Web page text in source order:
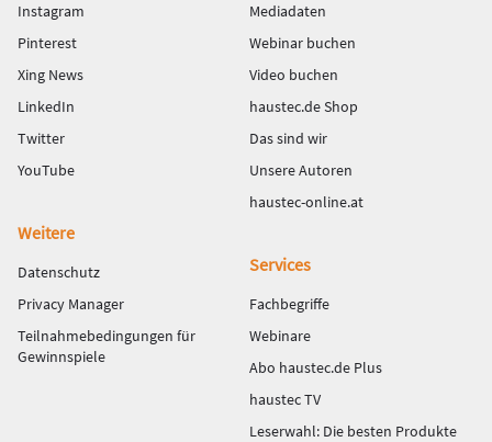
Instagram
Pinterest
Xing News
LinkedIn
Twitter
YouTube
Mediadaten
Webinar buchen
Video buchen
haustec.de Shop
Das sind wir
Unsere Autoren
haustec-online.at
Weitere
Datenschutz
Privacy Manager
Teilnahmebedingungen für
Gewinnspiele
Services
Fachbegriffe
Webinare
Abo haustec.de Plus
haustec TV
Leserwahl: Die besten Produkte